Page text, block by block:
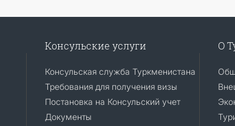
Консульские услуги
Консульская служба Туркменистана
Требования для получения визы
Постановка на Консульский учет
Документы
О